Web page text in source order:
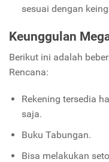
sesuai dengan
Keunggulan
Berikut ini adalah
Rencana:
Rekening tersedia
saja.
Buku Tabungan.
Bisa melakukan